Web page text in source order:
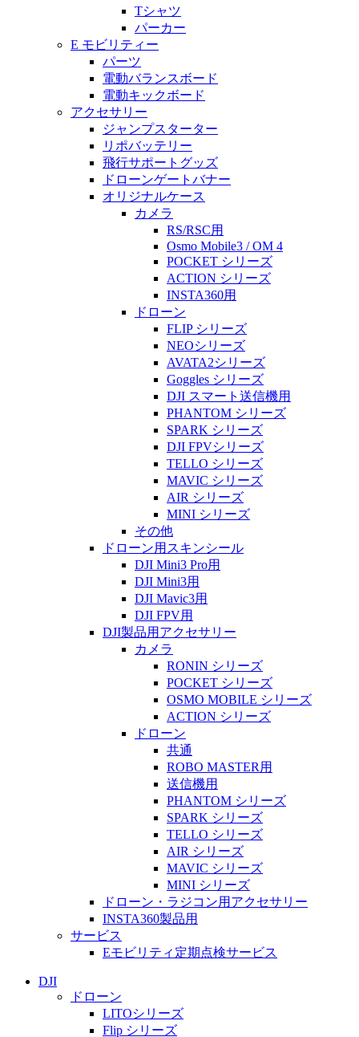
Tシャツ
パーカー
E モビリティー
パーツ
電動バランスボード
電動キックボード
アクセサリー
ジャンプスターター
リポバッテリー
飛行サポートグッズ
ドローンゲートバナー
オリジナルケース
カメラ
RS/RSC用
Osmo Mobile3 / OM 4
POCKET シリーズ
ACTION シリーズ
INSTA360用
ドローン
FLIP シリーズ
NEOシリーズ
AVATA2シリーズ
Goggles シリーズ
DJI スマート送信機用
PHANTOM シリーズ
SPARK シリーズ
DJI FPVシリーズ
TELLO シリーズ
MAVIC シリーズ
AIR シリーズ
MINI シリーズ
その他
ドローン用スキンシール
DJI Mini3 Pro用
DJI Mini3用
DJI Mavic3用
DJI FPV用
DJI製品用アクセサリー
カメラ
RONIN シリーズ
POCKET シリーズ
OSMO MOBILE シリーズ
ACTION シリーズ
ドローン
共通
ROBO MASTER用
送信機用
PHANTOM シリーズ
SPARK シリーズ
TELLO シリーズ
AIR シリーズ
MAVIC シリーズ
MINI シリーズ
ドローン・ラジコン用アクセサリー
INSTA360製品用
サービス
Eモビリティ定期点検サービス
DJI
ドローン
LITOシリーズ
Flip シリーズ